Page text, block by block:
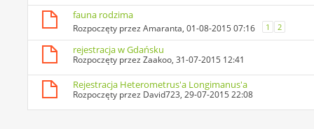
fauna rodzima
Rozpoczęty przezAmaranta, 01-08-2015 07:16 1 2
rejestracja w Gdańsku
Rozpoczęty przezZaakoo, 31-07-2015 12:41
Rejestracja Heterometrus'a Longimanus'a
Rozpoczęty przez David723, 29-07-2015 22:08